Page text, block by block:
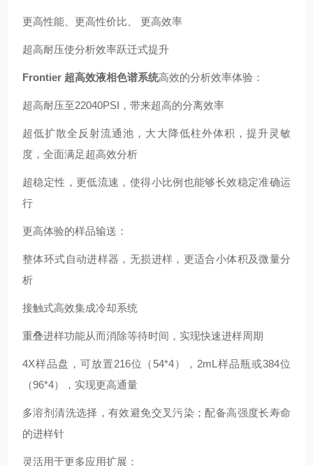
更高性能、更高性价比、 更高效率
超高耐压使分析效率跃迁式提升
Frontier 超高效液相色谱系统高效的分析效率体验：
超高耐压至22040PSI，带来超高的分离效率
超低扩散全反射流通池，大大降低柱外体积，提升灵敏
度，全面满足超高效分析
超稳定性，更低流速，使得小比例也能够长效稳定准确运
行
更高体验的样品输送：
整体环式自动进样器，无损进样，更适合小体积及微量分
析
接触式高效集成冷却系统
重叠进样功能从而消除等待时间，实现快速进样周期
4X样品盘，可放置216位（54*4），2mL样品瓶或384位
（96*4），实现更高通量
多溶剂清洗选择，有效避免交叉污染；配备高强度长寿命
的进样针
灵活用于更多应用扩展：